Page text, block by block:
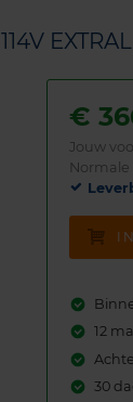
€
Jouw
Normale
12
30